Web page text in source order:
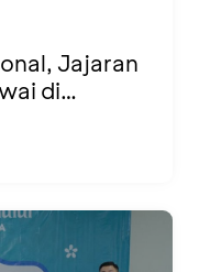
Jajaran
di